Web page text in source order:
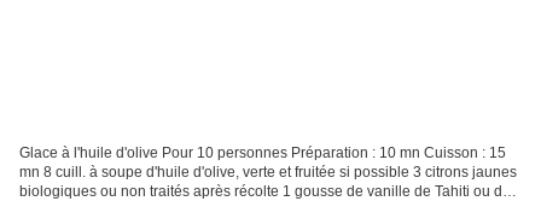
Glace à l'huile d'olive Pour 10 personnes Préparation : 10 mn Cuisson : 15
mn 8 cuill. à soupe d'huile d'olive, verte et fruitée si possible 3 citrons jaunes
biologiques ou non traités après récolte 1 gousse de vanille de Tahiti ou de